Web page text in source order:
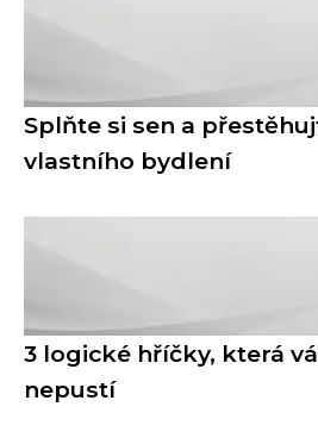
Splňte si sen a
vlastního bydlení
3 logické hříčky, která
nepustí